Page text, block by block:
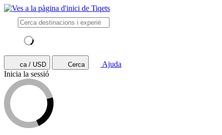
ca / USD Cerca
Ajuda
Inicia la sessió